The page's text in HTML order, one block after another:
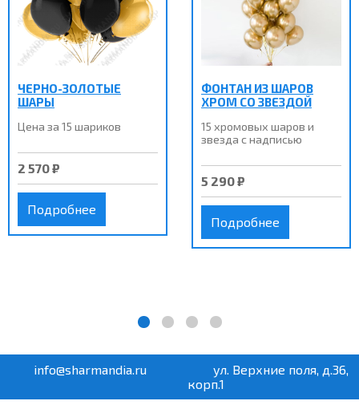
ЧЕРНО-ЗОЛОТЫЕ
ШАРЫ
Цена за 15 шариков
2 570 ₽
Подробнее
ФОНТАН ИЗ ШАРОВ
ХРОМ СО ЗВЕЗДОЙ
15 хромовых шаров и
звезда с надписью
5 290 ₽
Подробнее
info@sharmandia.ru
ул. Верхние поля, д.36,
корп.1